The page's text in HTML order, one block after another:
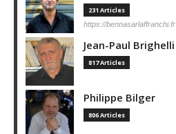
231 Articles
https://bennasarlaffranchi.fr
Jean-Paul Brighelli
817 Articles
Philippe Bilger
806 Articles